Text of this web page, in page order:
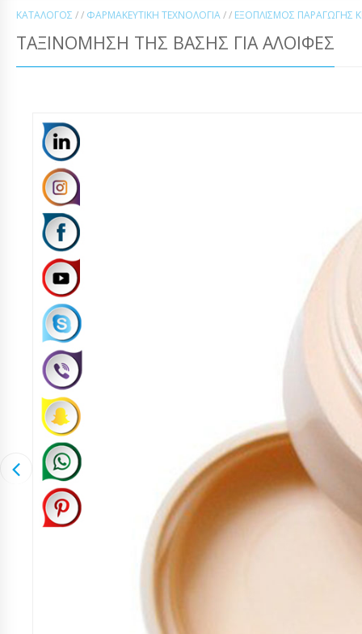
ΚΑΤΆΛΟΓΟΣ / / ΦΑΡΜΑΚΕΥΤΙΚΉ ΤΕΧΝΟΛΟΓΊΑ/ / ΕΞΟΠΛΙΣΜΌΣ ΠΑΡΑΓΩΓΉΣ
ΤΑΞΙΝΌΜΗΣΗ ΤΗΣ ΒΆΣΗΣ ΓΙΑ ΑΛΟΙΦΈΣ